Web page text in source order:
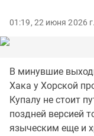
01:19, 22 июня 2026 г.
В минувшие
Хака у Хорской
Купалу не стоит
поздней версией
языческим еще и